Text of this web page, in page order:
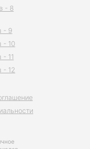
- 8
- 9
- 10
- 11
- 12